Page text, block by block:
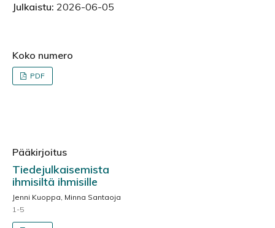
Julkaistu: 2026-06-05
Koko numero
PDF
Pääkirjoitus
Tiedejulkaisemista
ihmisiltä ihmisille
Jenni Kuoppa, Minna Santaoja
1-5